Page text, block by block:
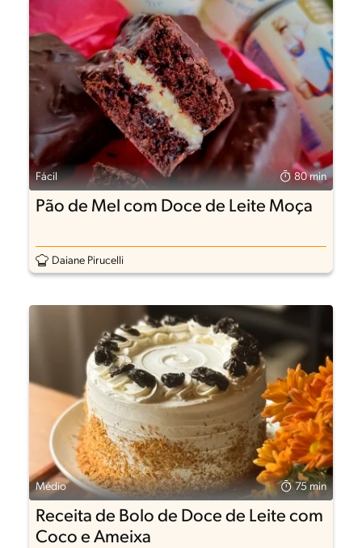
Fácil 80 min
Pão de Mel com Doce de Leite Moça
Daiane Pirucelli
Médio 75 min
Receita de Bolo de Doce de Leite com
Coco e Ameixa